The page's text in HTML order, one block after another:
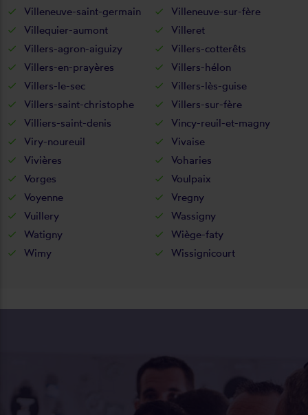
Villeneuve-saint-germain
Villeneuve-sur-fère
Villequier-aumont
Villeret
Villers-agron-aiguizy
Villers-cotterêts
Villers-en-prayères
Villers-hélon
Villers-le-sec
Villers-lès-guise
Villers-saint-christophe
Villers-sur-fère
Villiers-saint-denis
Vincy-reuil-et-magny
Viry-noureuil
Vivaise
Vivières
Voharies
Vorges
Voulpaix
Voyenne
Vregny
Vuillery
Wassigny
Watigny
Wiège-faty
Wimy
Wissignicourt